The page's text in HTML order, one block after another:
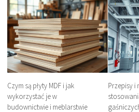
Czym są płyty MDF i jak
wykorzystać je w
budownictwie i meblarstwie
Przepisy